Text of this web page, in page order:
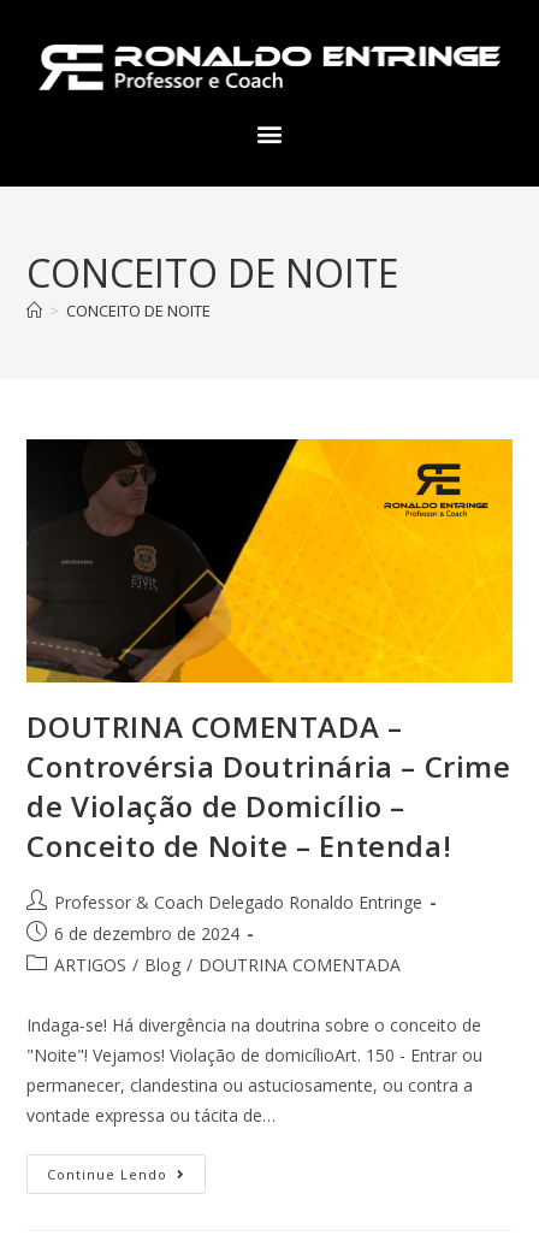
CONCEITO DE NOITE
> CONCEITO DE NOITE
DOUTRINA COMENTADA –
Controvérsia Doutrinária – Crime
de Violação de Domicílio –
Conceito de Noite – Entenda!
Professor & Coach Delegado Ronaldo Entringe
6 de dezembro de 2024
ARTIGOS / Blog / DOUTRINA COMENTADA
Indaga-se! Há divergência na doutrina sobre o conceito de
"Noite"! Vejamos! Violação de domicílioArt. 150 - Entrar ou
permanecer, clandestina ou astuciosamente, ou contra a
vontade expressa ou tácita de…
Continue Lendo